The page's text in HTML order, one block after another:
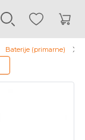
Baterije (primarne)